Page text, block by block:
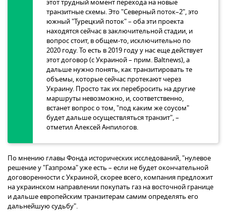
этот трудный момент перехода на новые
транзитные схемы. Это "Северный поток–2", это
южный "Турецкий поток" – оба эти проекта
находятся сейчас в заключительной стадии, и
вопрос стоит, в общем-то, исключительно по
2020 году. То есть в 2019 году у нас еще действует
этот договор (с Украиной – прим. Baltnews), а
дальше нужно понять, как транзитировать те
объемы, которые сейчас протекают через
Украину. Просто так их перебросить на другие
маршруты невозможно, и, соответственно,
встанет вопрос о том, "под каким же соусом"
будет дальше осуществляться транзит", –
отметил Алексей Анпилогов.
По мнению главы Фонда исторических исследований, "нулевое
решение у "Газпрома" уже есть – если не будет окончательной
договоренности с Украиной, скорее всего, компания предложит
на украинском направлении покупать газ на восточной границе
и дальше европейским транзитерам самим определять его
дальнейшую судьбу".